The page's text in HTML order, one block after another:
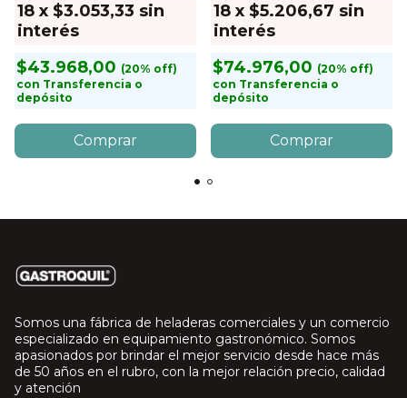
18 x $3.053,33 sin
interés
$43.968,00
con Transferencia o
depósito
18 x $5.206,67 sin
interés
$74.976,00
con Transferencia o
depósito
Somos una fábrica de heladeras comerciales y un comercio
especializado en equipamiento gastronómico. Somos
apasionados por brindar el mejor servicio desde hace más
de 50 años en el rubro, con la mejor relación precio, calidad
y atención